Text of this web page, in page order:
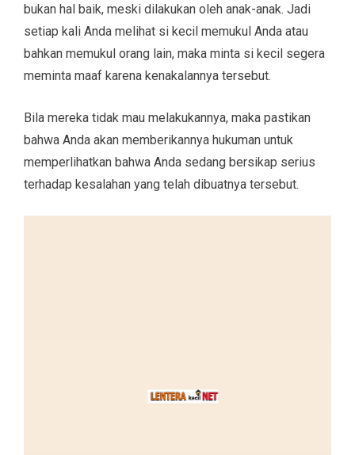
bukan hal baik, meski dilakukan oleh anak-anak. Jadi
setiap kali Anda melihat si kecil memukul Anda atau
bahkan memukul orang lain, maka minta si kecil segera
meminta maaf karena kenakalannya tersebut.
Bila mereka tidak mau melakukannya, maka pastikan
bahwa Anda akan memberikannya hukuman untuk
memperlihatkan bahwa Anda sedang bersikap serius
terhadap kesalahan yang telah dibuatnya tersebut.